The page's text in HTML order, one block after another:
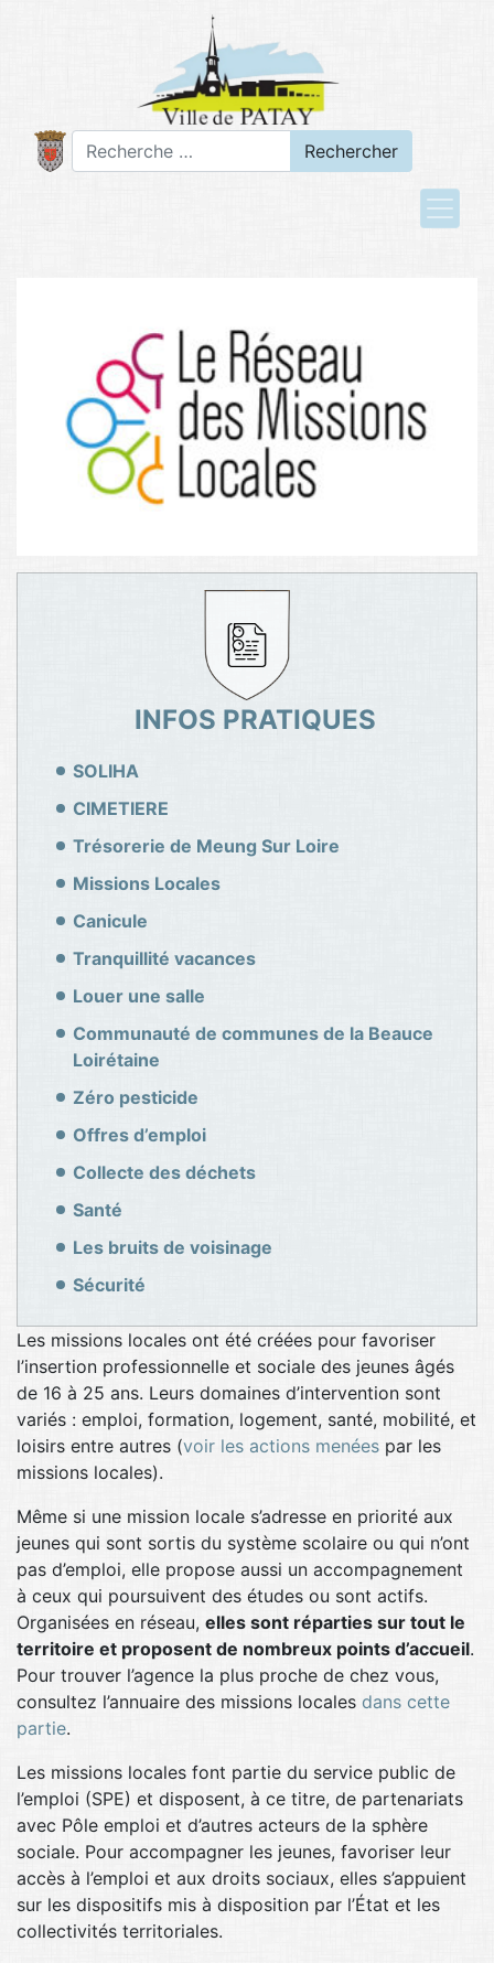
Rechercher
INFOS PRATIQUES
SOLIHA
CIMETIERE
Trésorerie de Meung Sur Loire
Missions Locales
Canicule
Tranquillité vacances
Louer une salle
Communauté de communes de la Beauce
Loirétaine
Zéro pesticide
Offres d’emploi
Collecte des déchets
Santé
Les bruits de voisinage
Sécurité
Les missions locales ont été créées pour favoriser
l’insertion professionnelle et sociale des jeunes âgés
de 16 à 25 ans. Leurs domaines d’intervention sont
variés : emploi, formation, logement, santé, mobilité, et
loisirs entre autres (voir les actions menées par les
missions locales).
Même si une mission locale s’adresse en priorité aux
jeunes qui sont sortis du système scolaire ou qui n’ont
pas d’emploi, elle propose aussi un accompagnement
à ceux qui poursuivent des études ou sont actifs.
Organisées en réseau, elles sont réparties sur tout le
territoire et proposent de nombreux points d’accueil.
Pour trouver l’agence la plus proche de chez vous,
consultez l’annuaire des missions locales dans cette
partie.
Les missions locales font partie du service public de
l’emploi (SPE) et disposent, à ce titre, de partenariats
avec Pôle emploi et d’autres acteurs de la sphère
sociale. Pour accompagner les jeunes, favoriser leur
accès à l’emploi et aux droits sociaux, elles s’appuient
sur les dispositifs mis à disposition par l’État et les
collectivités territoriales.